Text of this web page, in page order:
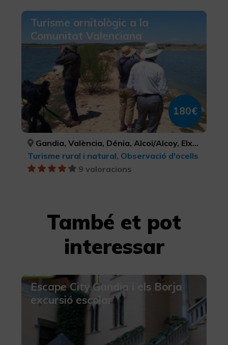
Turisme ornitològic a la
Comunitat Valenciana
180€
Gandia, València, Dénia, Alcoi/Alcoy, Elx/Elche, VALÈNCIA, VALÈNCIA, ALACANT/ALICANTE, ALACANT/ALICANTE, ALACANT/ALICANTE
Turisme rural i natural, Observació d'ocells
9 valoracions
També et pot
interessar
Escape City Gandia i els Borja
excursió escolar